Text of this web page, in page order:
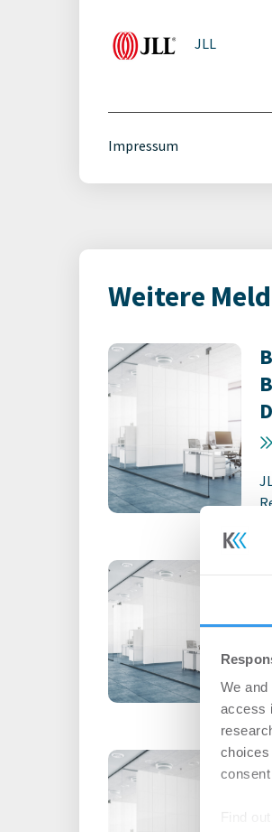
We and
access
JLL
Impressum
Weitere